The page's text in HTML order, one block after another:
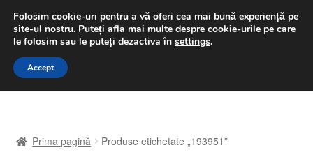
LIVRARE de la 33 lei
luni-vineri 9 a.m. - 4 p.m.031 229 6816
Sari
Sari
A lua legatura
Prima pagină Produse etichetate „193951”
Folosim cookie-uri pentru a vă oferi cea mai bună experiență pe
site-ul nostru. Puteți afla mai multe despre cookie-urile pe care
le folosim sau le puteți dezactiva în settings.
Accept